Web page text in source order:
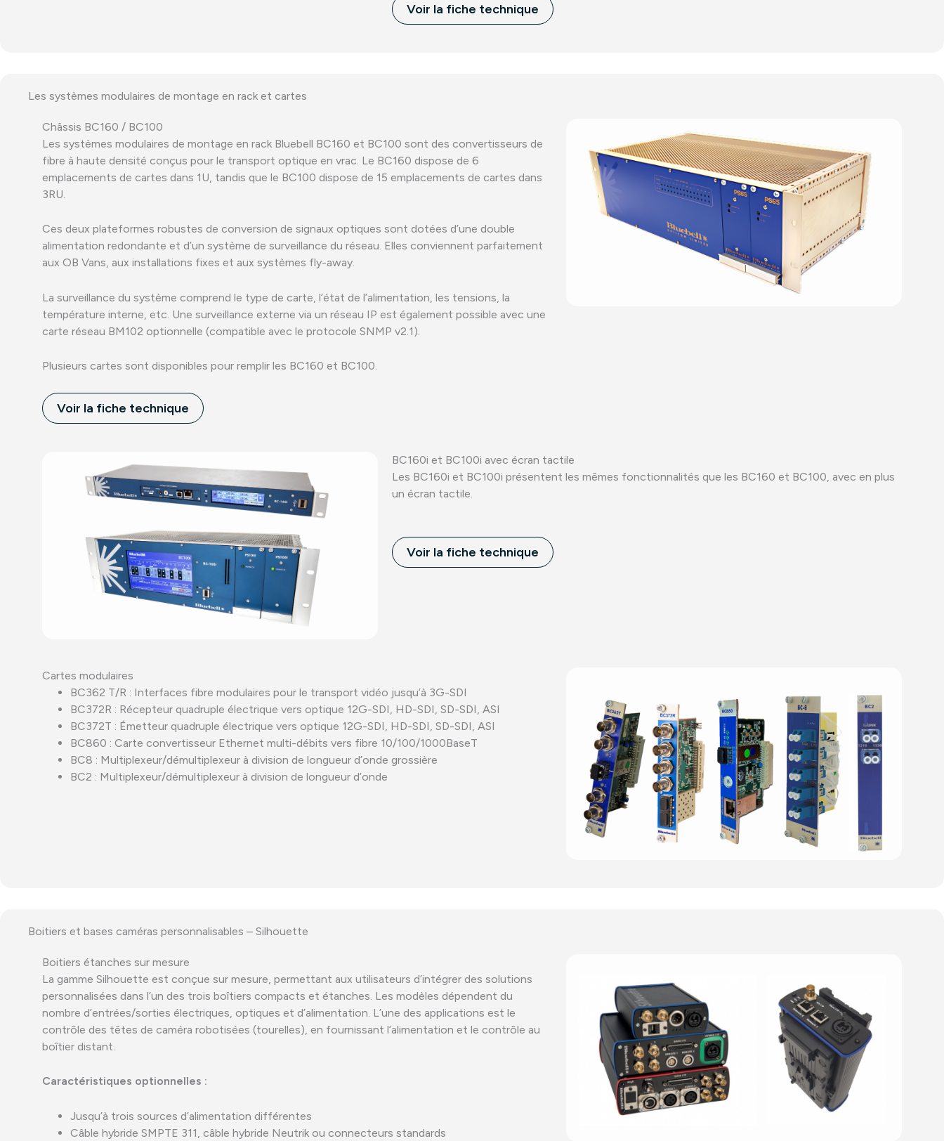
Voir la fiche technique
Les systèmes modulaires de montage en rack et cartes
Châssis BC160 / BC100
Les systèmes modulaires de montage en rack Bluebell BC160 et BC100 sont des convertisseurs de
fibre à haute densité conçus pour le transport optique en vrac. Le BC160 dispose de 6
emplacements de cartes dans 1U, tandis que le BC100 dispose de 15 emplacements de cartes dans
3RU.
Ces deux plateformes robustes de conversion de signaux optiques sont dotées d’une double
alimentation redondante et d’un système de surveillance du réseau. Elles conviennent parfaitement
aux OB Vans, aux installations fixes et aux systèmes fly-away.
La surveillance du système comprend le type de carte, l’état de l’alimentation, les tensions, la
température interne, etc. Une surveillance externe via un réseau IP est également possible avec une
carte réseau BM102 optionnelle (compatible avec le protocole SNMP v2.1).
Plusieurs cartes sont disponibles pour remplir les BC160 et BC100.
Voir la fiche technique
BC160i et BC100i avec écran tactile
Les BC160i et BC100i présentent les mêmes fonctionnalités que les BC160 et BC100, avec en plus
un écran tactile.
Voir la fiche technique
Cartes modulaires
BC362 T/R : Interfaces fibre modulaires pour le transport vidéo jusqu’à 3G-SDI
BC372R : Récepteur quadruple électrique vers optique 12G-SDI, HD-SDI, SD-SDI, ASI
BC372T : Émetteur quadruple électrique vers optique 12G-SDI, HD-SDI, SD-SDI, ASI
BC860 : Carte convertisseur Ethernet multi-débits vers fibre 10/100/1000BaseT
BC8 : Multiplexeur/démultiplexeur à division de longueur d’onde grossière
BC2 : Multiplexeur/démultiplexeur à division de longueur d’onde
Boitiers et bases caméras personnalisables – Silhouette
Boitiers étanches sur mesure
La gamme Silhouette est conçue sur mesure, permettant aux utilisateurs d’intégrer des solutions
personnalisées dans l’un des trois boîtiers compacts et étanches. Les modèles dépendent du
nombre d’entrées/sorties électriques, optiques et d’alimentation. L’une des applications est le
contrôle des têtes de caméra robotisées (tourelles), en fournissant l’alimentation et le contrôle au
boîtier distant.
Caractéristiques optionnelles :
Jusqu’à trois sources d’alimentation différentes
Câble hybride SMPTE 311, câble hybride Neutrik ou connecteurs standards